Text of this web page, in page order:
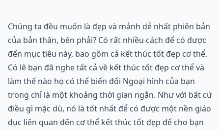
Chúng ta đều muốn là đẹp và mảnh dẻ nhất phiên bản
của bản thân, bên phải? Có rất nhiều cách để có được
đến mục tiêu này, bao gồm cả kết thúc tốt đẹp cơ thể.
Có lẽ bạn đã nghe tất cả về kết thúc tốt đẹp cơ thể và
làm thế nào họ có thể biến đổi Ngoại hình của bạn
trong chỉ là một khoảng thời gian ngắn. Như với bất cứ
điều gì mặc dù, nó là tốt nhất để có được một nền giáo
dục liên quan đến cơ thể kết thúc tốt đẹp để cho bạn